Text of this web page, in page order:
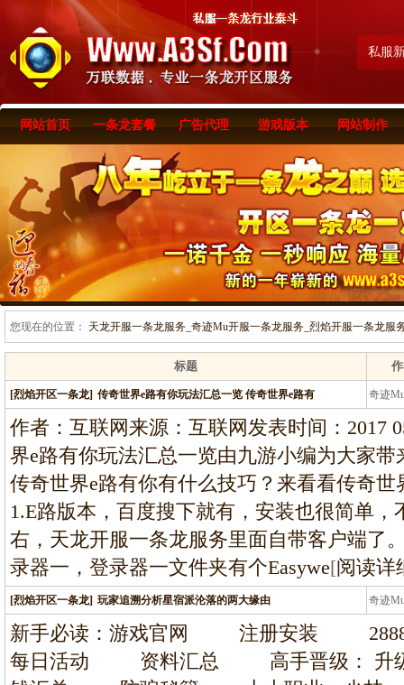
私服
网站首页 一条龙套餐 广告代理 游戏版本 网站制作
您现在的位置： 天龙开服一条龙服务_奇迹Mu开服一条龙服务_烈焰开服一条龙服
标题
[烈焰开区一条龙] 传奇世界e路有你玩法汇总一览 传奇世界e路有 奇迹
条
作者：互联网来源：互联网发表时间：2017
界e路有你玩法汇总一览由九游小编为大家
传奇世界e路有你有什么技巧？来看看传奇
1.E路版本，百度搜下就有，安装也很简单
右，天龙开服一条龙服务里面自带客户端了
录器一，登录器一文件夹有个Easywe[阅读详
[烈焰开区一条龙] 玩家追溯分析星宿派沦落的两大缘由 奇迹
条
新手必读：游戏官网 注册安装
每日活动 资料汇总 高手晋级：